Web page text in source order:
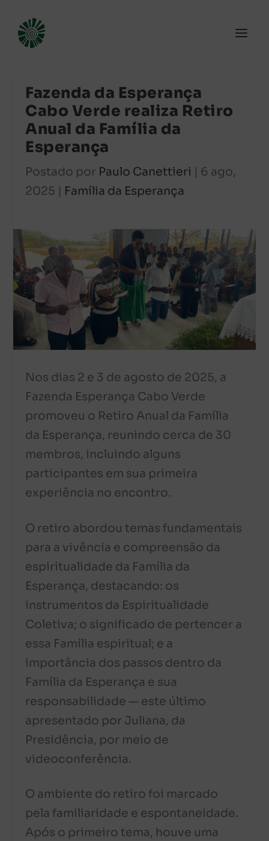
Fazenda da Esperança
Cabo Verde realiza Retiro
Anual da Família da
Esperança
Postado por Paulo Canettieri | 6 ago,
2025 | Família da Esperança
Nos dias 2 e 3 de agosto de 2025, a
Fazenda Esperança Cabo Verde
promoveu o Retiro Anual da Família
da Esperança, reunindo cerca de 30
membros, incluindo alguns
participantes em sua primeira
experiência no encontro.
O retiro abordou temas fundamentais
para a vivência e compreensão da
espiritualidade da Família da
Esperança, destacando: os
instrumentos da Espiritualidade
Coletiva; o significado de pertencer a
essa Família espiritual; e a
importância dos passos dentro da
Família da Esperança e sua
responsabilidade — este último
apresentado por Juliana, da
Presidência, por meio de
videoconferência.
O ambiente do retiro foi marcado
pela familiaridade e espontaneidade.
Após o primeiro tema, houve uma